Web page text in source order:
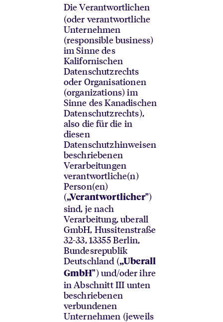
Die Verantwortlichen
(oder verantwortliche
Unternehmen
(responsible business)
im Sinne des
Kalifornischen
Datenschutzrechts
oder Organisationen
(organizations) im
Sinne des Kanadischen
Datenschutzrechts),
also die für die in
diesen
Datenschutzhinweisen
beschriebenen
Verarbeitungen
verantwortliche(n)
Person(en)
(„Verantwortlicher")
sind, je nach
Verarbeitung, uberall
GmbH, Hussitenstraße
32-33, 13355 Berlin,
Bundesrepublik
Deutschland („Uberall
GmbH") und/oder ihre
in Abschnitt III unten
beschriebenen
verbundenen
Unternehmen (jeweils